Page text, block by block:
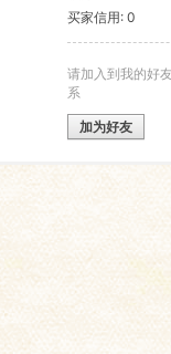
买家信用: 0
请加入到我的好
系
加为好友